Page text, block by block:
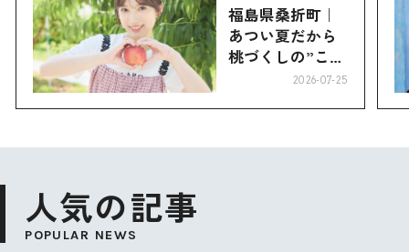
福島県桑折町｜
あつい夏だから
桃づくしの”こお
2026-07-25
人気の記事
POPULAR NEWS